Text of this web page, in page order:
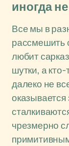
иногда
Все мы в
рассмешить
любит
шутки, а
далеко не
чрезмерно